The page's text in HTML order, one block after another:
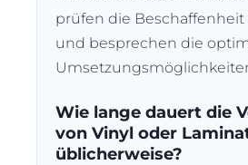
prüfen die Beschaffenheit
und besprechen die
Wie lange dauert die
von Vinyl oder
üblicherweise?